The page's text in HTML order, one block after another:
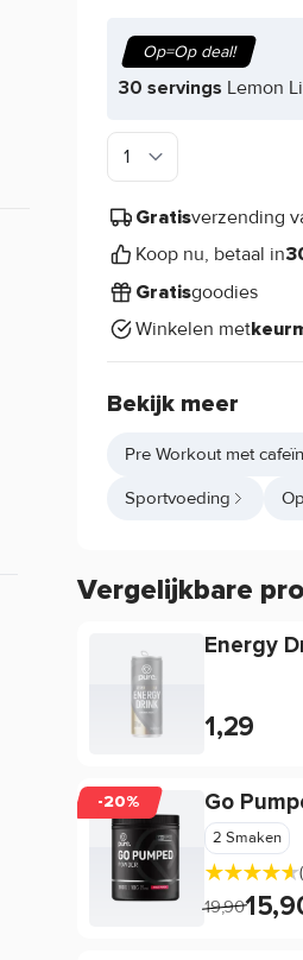
Op=Op deal!
30 servings Lemon
Gratisverzending
Koop nu, betaal in
Gratisgoodies
Winkelen met
Bekijk meer
Pre Workout met
Sportvoeding
Vergelijkbare
Energy
1,29
-20% Go
2 Smaken
19,90